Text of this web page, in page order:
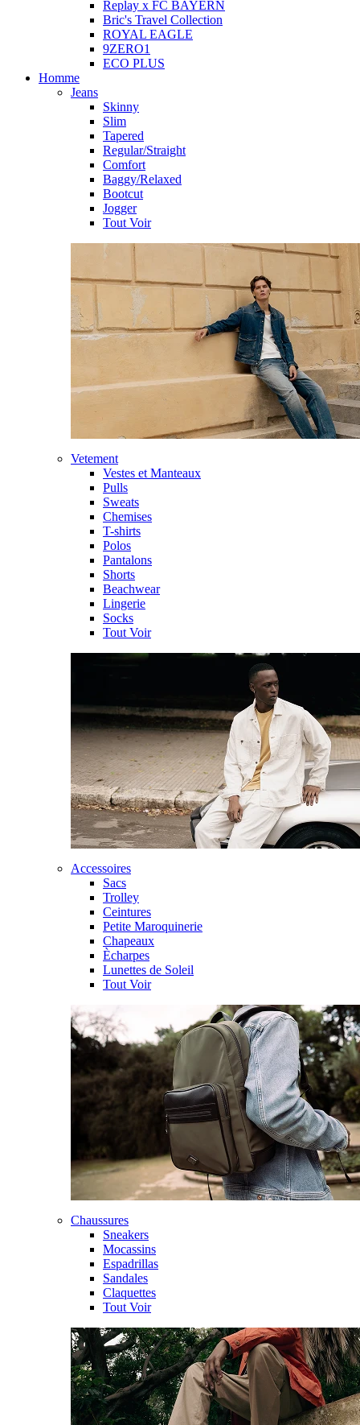
Replay x FC BAYERN
Bric's Travel Collection
ROYAL EAGLE
9ZERO1
ECO PLUS
Homme
Jeans
Skinny
Slim
Tapered
Regular/Straight
Comfort
Baggy/Relaxed
Bootcut
Jogger
Tout Voir
Vetement
Vestes et Manteaux
Pulls
Sweats
Chemises
T-shirts
Polos
Pantalons
Shorts
Beachwear
Lingerie
Socks
Tout Voir
Accessoires
Sacs
Trolley
Ceintures
Petite Maroquinerie
Chapeaux
Ècharpes
Lunettes de Soleil
Tout Voir
Chaussures
Sneakers
Mocassins
Espadrillas
Sandales
Claquettes
Tout Voir